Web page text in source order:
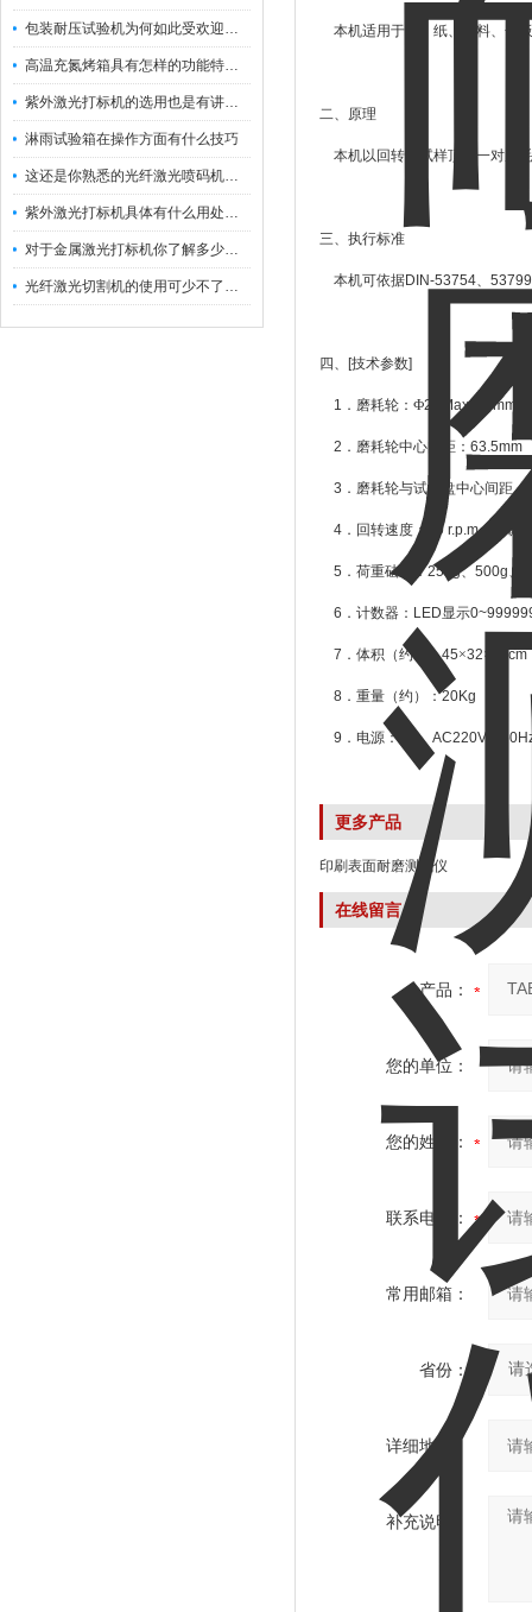
包装耐压试验机为何如此受欢迎呢？
高温充氮烤箱具有怎样的功能特点呢？
紫外激光打标机的选用也是有讲究的
淋雨试验箱在操作方面有什么技巧
这还是你熟悉的光纤激光喷码机吗？
紫外激光打标机具体有什么用处呢？
对于金属激光打标机你了解多少呢？
光纤激光切割机的使用可少不了以下步骤
本机适用于布、纸、涂料、合
二、原理
本机以回转之试样顶着一对磨
三、执行标准
本机可依据DIN-53754、 53799
四、 [技术参数]
1 ．磨耗轮：Ф2"(Max. 45mm)
2 ．磨耗轮中心间距： 63.5mm
3 ．磨耗轮与试件盘中心间距：
4 ．回转速度： 60 r.p.m（可调
5 ．荷重砝码：250g、 500g、
6 ．计数器： LED显示
7 ．体积（约）：45×32× 31cm
8 ．重量（约）：20Kg
9 ．电源： Ф、 AC220V
更多产品
印刷表面耐磨测试仪
在线留言
产品：
您的单位：
您的姓名：
联系电话：
常用邮箱：
省份：
详细地址：
补充说明：